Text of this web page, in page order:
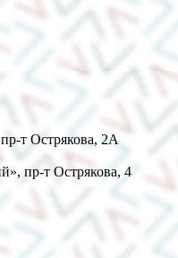
т Острякова, 2А
пр-т Острякова, 4